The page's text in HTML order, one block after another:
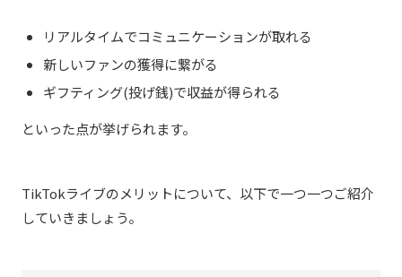
リアルタイムでコミュニケーションが取れる
新しいファンの獲得に繋がる
ギフティング(投げ銭)で収益が得られる
といった点が挙げられます。
TikTokライブのメリットについて、以下で一つ一つご紹介
していきましょう。